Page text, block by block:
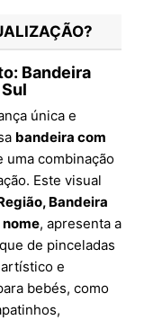
Bandeira
única e
bandeira com
uma combinação
Este visual
Bandeira
, apresenta a
de pinceladas
e
bebés, como